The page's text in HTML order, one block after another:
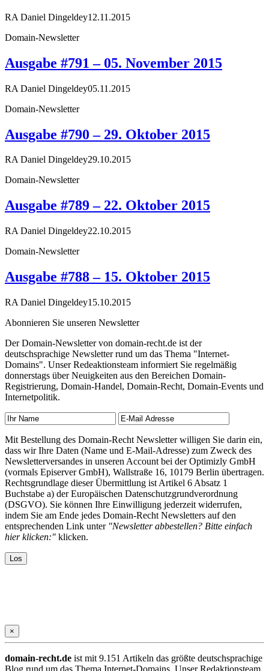
RA Daniel Dingeldey12.11.2015
Domain-Newsletter
Ausgabe #791 – 05. November 2015
RA Daniel Dingeldey05.11.2015
Domain-Newsletter
Ausgabe #790 – 29. Oktober 2015
RA Daniel Dingeldey29.10.2015
Domain-Newsletter
Ausgabe #789 – 22. Oktober 2015
RA Daniel Dingeldey22.10.2015
Domain-Newsletter
Ausgabe #788 – 15. Oktober 2015
RA Daniel Dingeldey15.10.2015
Abonnieren Sie unseren Newsletter
Der Domain-Newsletter von domain-recht.de ist der
deutschsprachige Newsletter rund um das Thema "Internet-
Domains". Unser Redeaktionsteam informiert Sie regelmäßig
donnerstags über Neuigkeiten aus den Bereichen Domain-
Registrierung, Domain-Handel, Domain-Recht, Domain-Events und
Internetpolitik.
Mit Bestellung des Domain-Recht Newsletter willigen Sie darin ein,
dass wir Ihre Daten (Name und E-Mail-Adresse) zum Zweck des
Newsletterversandes in unseren Account bei der Optimizly GmbH
(vormals Episerver GmbH), Wallstraße 16, 10179 Berlin übertragen.
Rechtsgrundlage dieser Übermittlung ist Artikel 6 Absatz 1
Buchstabe a) der Europäischen Datenschutzgrundverordnung
(DSGVO). Sie können Ihre Einwilligung jederzeit widerrufen,
indem Sie am Ende jedes Domain-Recht Newsletters auf den
entsprechenden Link unter "Newsletter abbestellen? Bitte einfach
hier klicken:" klicken.
×
domain-recht.de ist mit 9.151 Artikeln das größte deutschsprachige
Blog rund um das Thema Internet-Domains. Unser Redaktionsteam